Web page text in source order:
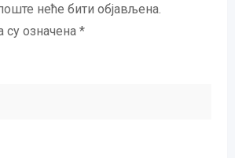
неће бити објављена.
означена *